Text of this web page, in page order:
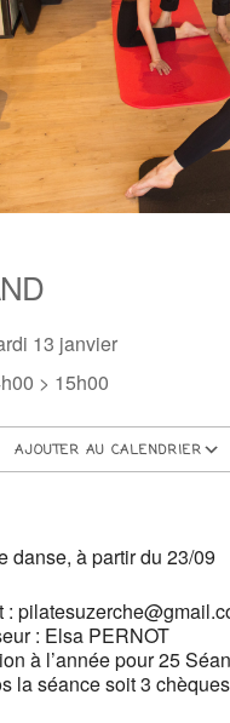
13 janvier
> 15h00
AJOUTER AU CALENDRIER
danse, à partir du 23/09
:
: Elsa PERNOT
à l’année pour 25
la séance soit 3